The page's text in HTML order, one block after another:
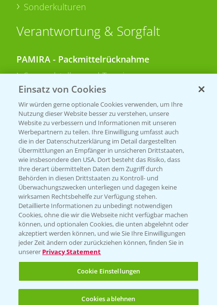
Sonderkulturen
Verantwortung & Sorgfalt
PAMIRA - Packmittelrücknahme
Sammelstellen und Termine
PRE - Chemikalien sicher entsorgen
Sammelstellen und Termine
Kontakt & Notfall
Beratung auf WhatsApp
T.+49 (0)174 346 564 1
KONTAKT
Hilfe in Notfällen
T.+49 (0)214/30-20220
Einsatz von Cookies
Wir würden gerne optionale Cookies verwenden, um Ihre
Nutzung dieser Website besser zu verstehen, unsere
Website zu verbessern und Informationen mit unseren
Werbepartnern zu teilen. Ihre Einwilligung umfasst auch
die in der Datenschutzerklärung im Detail dargestellten
Übermittlungen an Empfänger in unsicheren Drittstaaten,
wie insbesondere den USA. Dort besteht das Risiko, dass
Ihre derart übermittelten Daten dem Zugriff durch
Behörden in diesen Drittstaaten zu Kontroll- und
Überwachungszwecken unterliegen und dagegen keine
wirksamen Rechtsbehelfe zur Verfügung stehen.
Detaillierte Informationen zu unbedingt notwendigen
Cookies, ohne die wir die Webseite nicht verfügbar machen
können, und optionalen Cookies, die unten abgelehnt oder
akzeptiert werden können, und wie Sie Ihre Einwilligungen
jeder Zeit ändern oder zurückziehen können, finden Sie in
unserer Privacy Statement
Cookie Einstellungen
Cookies ablehnen